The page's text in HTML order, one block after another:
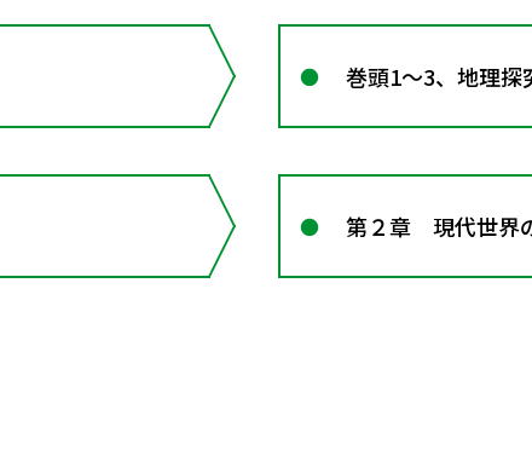
巻頭1～3、地理探
第２章 現代世界